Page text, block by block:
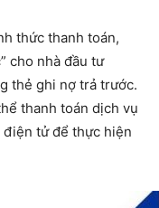
thức thanh toán,
cho nhà đầu tư
thẻ ghi nợ trả trước.
thanh toán dịch vụ
tử để thực hiện